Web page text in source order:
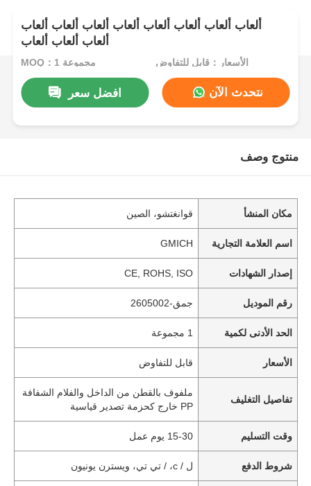
ألعاب ألعاب ألعاب ألعاب ألعاب ألعاب ألعاب ألعاب
ألعاب ألعاب ألعاب
MOQ：1 مجموعة الأسعار：قابل للتفاوض
افضل سعر نتحدث الآن
منتوج وصف
مكان المنشأ قوانغتشو، الصين
اسم العلامة التجارية GMICH
إصدار الشهادات CE, ROHS, ISO
رقم الموديل جمق-2605002
الحد الأدنى لكمية 1 مجموعة
الأسعار قابل للتفاوض
تفاصيل التغليف
ملفوف بالقطن من الداخل والفلام الشفافة
PP خارج كحزمة تصدير قياسية
وقت التسليم 15-30 يوم عمل
شروط الدفع ل / c، / تي تي، ويسترن يونيون